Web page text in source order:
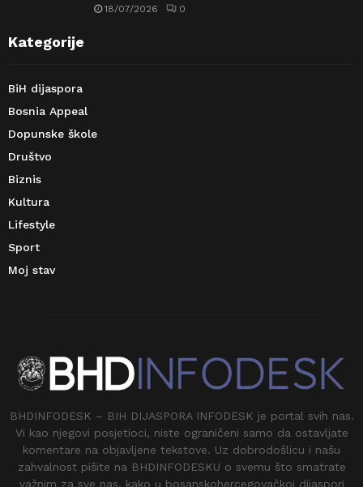
18/07/2026 0
Kategorije
BiH dijaspora
Bosnia Appeal
Dopunske škole
Društvo
Biznis
Kultura
Lifestyle
Sport
Moj stav
BHDINFODESK – BIH DIJASPORA INFODESK je portal svih nas.
Vi kao njegovi posjetioci, niste ograničeni samo da ostavljate
komentare na objavljene tekstove. Uz dobrodošlicu i našu
zahvalnost pišite na BHDINFODESKU o svemu što smatrate
važnim za sve nas, kako u bosanskohercegovačkoj dijaspori